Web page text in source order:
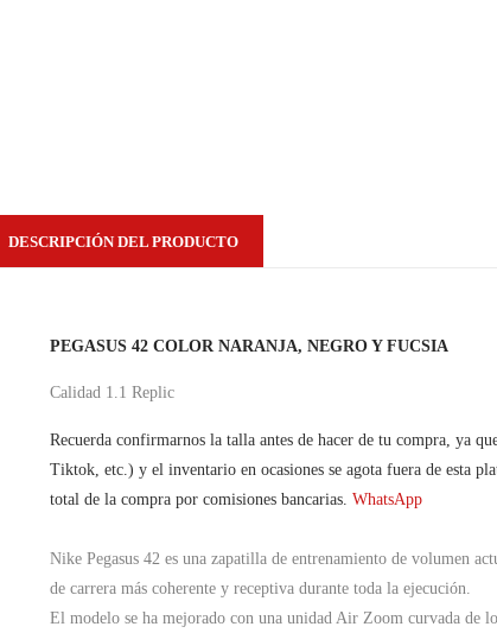
DESCRIPCIÓN DEL PRODUCTO
PEGASUS 42 COLOR NARANJA, NEGRO Y FUCSIA
Calidad 1.1 Replic
Recuerda confirmarnos la talla antes de hacer de tu compra, ya
Tiktok, etc.) y el inventario en ocasiones se agota fuera de esta
total de la compra por comisiones bancarias. WhatsApp
Nike Pegasus 42 es una zapatilla de entrenamiento de volumen
de carrera más coherente y receptiva durante toda la ejecución.
El modelo se ha mejorado con una unidad Air Zoom curvada de